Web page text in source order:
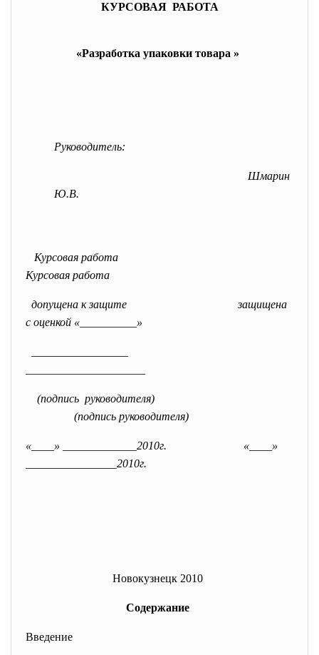
КУРСОВАЯ РАБОТА
«Разработка упаковки товара »
Руководитель:
Шмарин
Ю.В.
Курсовая работа
Курсовая работа
допущена к защите защищена
с оценкой «__________»
(подпись руководителя)
(подпись руководителя)
«____» _____________2010г.
«____»
________________2010г.
Новокузнецк 2010
Содержание
Введение